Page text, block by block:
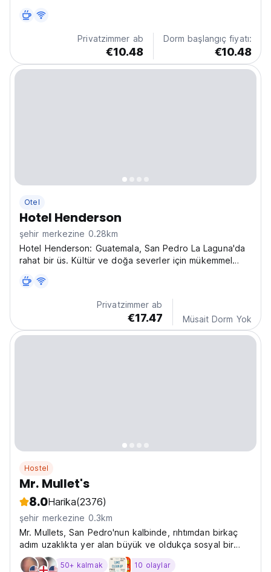
translated from original language)
Privatzimmer ab
€10.48
Dorm başlangıç fiyatı:
€10.48
Otel
Hotel Henderson
şehir merkezine 0.28km
Hotel Henderson: Guatemala, San Pedro La Laguna'da
rahat bir üs. Kültür ve doğa severler için mükemmel
(Auto-translated from original language)
Privatzimmer ab
€17.47 Müsait Dorm Yok
Hostel
Mr. Mullet's
8.0Harika(2376)
şehir merkezine 0.3km
Mr. Mullets, San Pedro'nun kalbinde, rıhtımdan birkaç
adım uzaklıkta yer alan büyük ve oldukça sosyal bir
hosteldir.
50+ kalmak 10 olaylar